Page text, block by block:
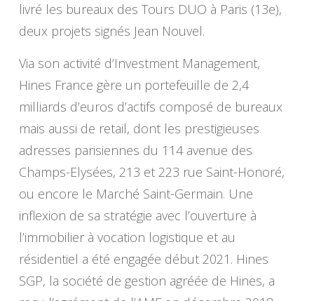
livré les bureaux des Tours DUO à Paris (13e),
deux projets signés Jean Nouvel.
Via son activité d’Investment Management,
Hines France gère un portefeuille de 2,4
milliards d’euros d’actifs composé de bureaux
mais aussi de retail, dont les prestigieuses
adresses parisiennes du 114 avenue des
Champs-Elysées, 213 et 223 rue Saint-Honoré,
ou encore le Marché Saint-Germain. Une
inflexion de sa stratégie avec l’ouverture à
l’immobilier à vocation logistique et au
résidentiel a été engagée début 2021. Hines
SGP, la société de gestion agréée de Hines, a